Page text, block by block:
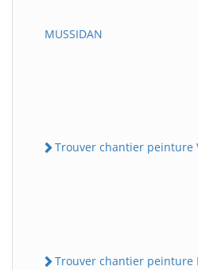
MUSSIDAN
Trouver chantier peinture
Trouver chantier peinture